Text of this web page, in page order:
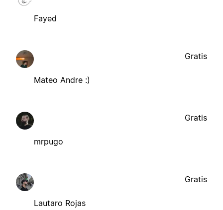
Fayed
Mateo Andre :)
Gratis
mrpugo
Gratis
Lautaro Rojas
Gratis